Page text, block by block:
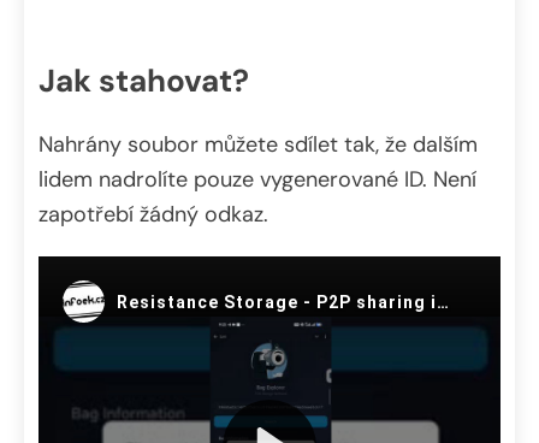
Jak stahovat?
Nahrány soubor můžete sdílet tak, že dalším
lidem nadrolíte pouze vygenerované ID. Není
zapotřebí žádný odkaz.